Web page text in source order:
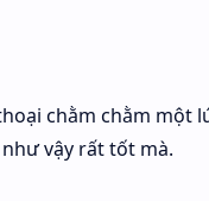
chằm chằm một
vậy rất tốt mà.